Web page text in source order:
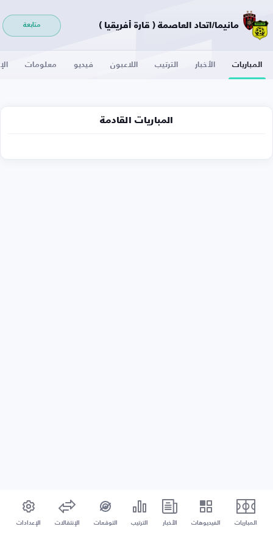
مانيما/اتحاد العاصمة ( قارة أفريقيا ) متابعة
المباريات الأخبار الترتيب اللاعبون فيديو معلومات
المباريات القادمة
المباريات الفيديوهات الأخبار الترتيب التوقعات الإنتقالات الإعدادات